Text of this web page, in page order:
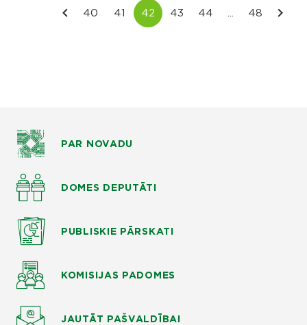
PAR NOVADU
DOMES DEPUTĀTI
PUBLISKIE PĀRSKATI
KOMISIJAS PADOMES
JAUTĀT PAŠVALDĪBAI